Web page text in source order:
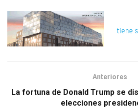
Anteriores
La fortuna de Donald Trump se
elecciones